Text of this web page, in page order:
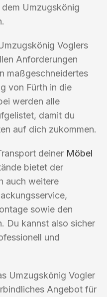
Umzugskönig
Voglers
Anforderungen
maßgeschneidertes
von Fürth in die
werden alle
damit du
auf dich zukommen.
deiner Möbel
bietet der
auch weitere
sowie den
Du kannst also sicher
und
Umzugskönig Vogler
Angebot für